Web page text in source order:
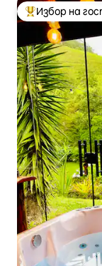
Най-популярен
Избор на